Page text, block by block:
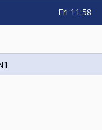
Fri 11:58